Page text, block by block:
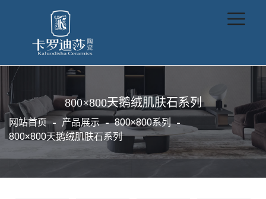
800×800天鹅绒肌肤石系列
网站首页 产品展示
800×800系列
800×800天鹅绒肌肤石系列